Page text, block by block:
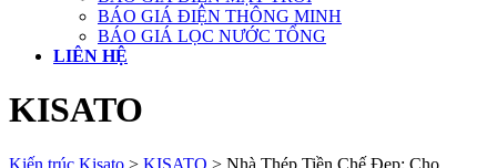
BÁO GIÁ ĐIỆN THÔNG MINH
BÁO GIÁ LỌC NƯỚC TỔNG
LIÊN HỆ
KISATO
Kiến trúc Kisato > KISATO > Nhà Thép Tiền Chế Đẹp: Cho